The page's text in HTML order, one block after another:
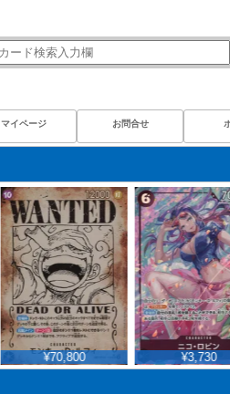
マイページ お問合せ
¥70,800 ¥3,730